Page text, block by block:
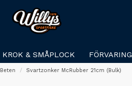
KROK & SMÅPLOCK FÖRVARING
Beten Svartzonker McRubber 21cm (Bulk)